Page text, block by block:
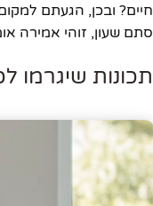
חיים? ובכן, הגעתם
סתם שעון, זוהי אמירה
תכונות